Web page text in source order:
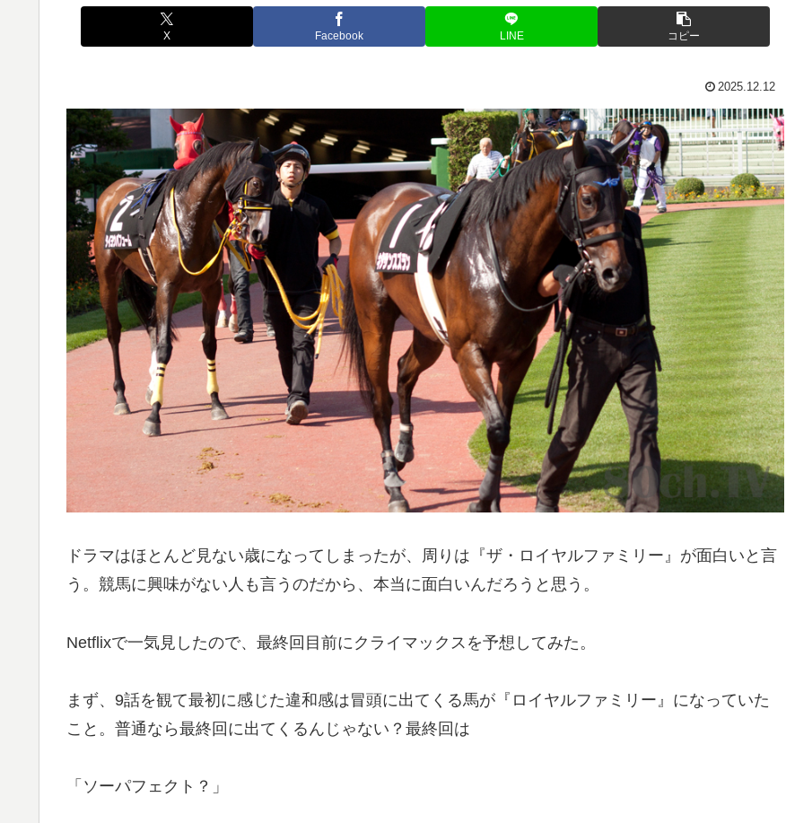
X Facebook LINE コピー
2025.12.12
ドラマはほとんど見ない歳になってしまったが、周りは『ザ・ロイヤルファミリー』が面白いと言
う。競馬に興味がない人も言うのだから、本当に面白いんだろうと思う。
Netflixで一気見したので、最終回目前にクライマックスを予想してみた。
まず、9話を観て最初に感じた違和感は冒頭に出てくる馬が『ロイヤルファミリー』になっていた
こと。普通なら最終回に出てくるんじゃない？最終回は
「ソーパフェクト？」